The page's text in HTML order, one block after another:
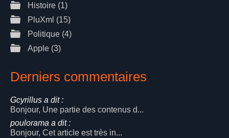
Histoire (1)
PluXml (15)
Politique (4)
Apple (3)
Derniers commentaires
Gcyrillus a dit :
Bonjour, Une partie des contenus d...
poulorama a dit :
Bonjour, Cet article est très in...